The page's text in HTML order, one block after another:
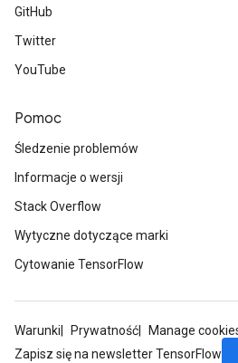
GitHub
Twitter
YouTube
Pomoc
Śledzenie problemów
Informacje o wersji
Stack Overflow
Wytyczne dotyczące marki
Cytowanie TensorFlow
Warunki Prywatność
Manage
Zapisz się na newsletter TensorFlow